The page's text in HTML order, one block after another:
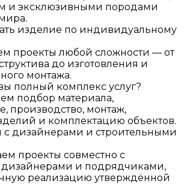
и эксклюзивными породами
изделие по индивидуальному
проекты любой сложности — от
до изготовления и
монтажа.
полный комплекс услуг?
подбор материала,
производство, монтаж,
и комплектацию объектов.
с дизайнерами и строительными
проекты совместно с
дизайнерами и подрядчиками,
реализацию утверждённой